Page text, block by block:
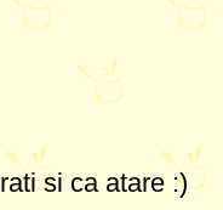
si ca atare :)